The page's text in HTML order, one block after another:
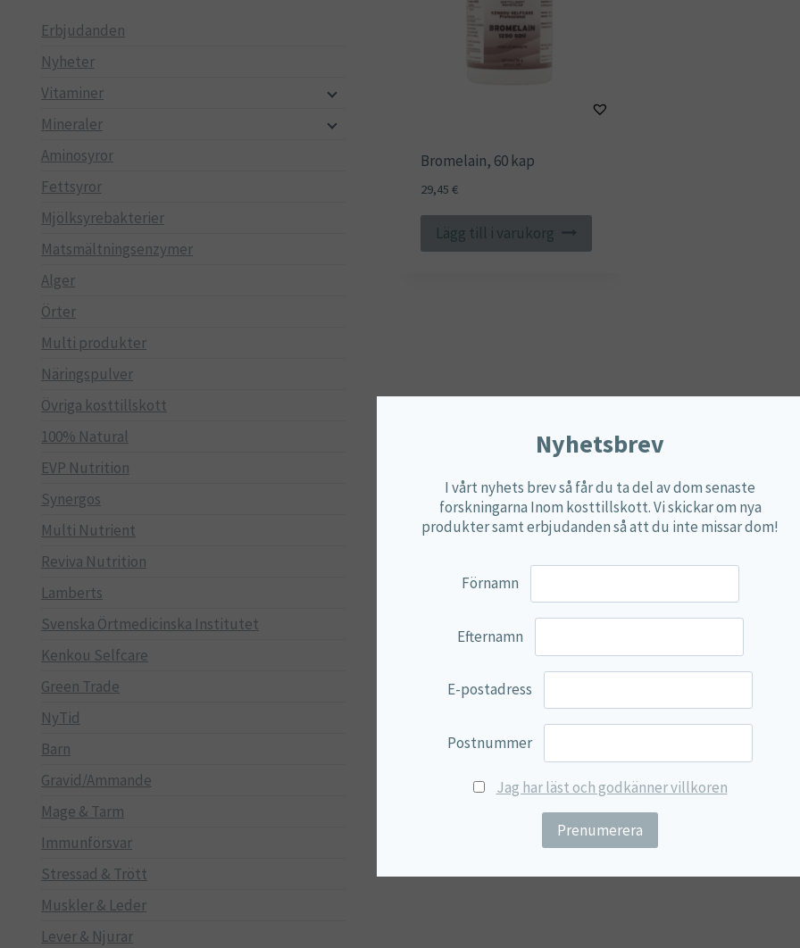
Bromelain, 60 kap
29,45 €
Lägg till i varukorg
Erbjudanden
Nyheter
Vitaminer
Mineraler
Aminosyror
Fettsyror
Mjölksyrebakterier
Matsmältningsenzymer
Alger
Örter
Multi produkter
Näringspulver
Övriga kosttillskott
100% Natural
EVP Nutrition
Synergos
Multi Nutrient
Reviva Nutrition
Lamberts
Svenska Örtmedicinska Institutet
Kenkou Selfcare
Green Trade
NyTid
Barn
Gravid/Ammande
Mage & Tarm
Immunförsvar
Stressad & Trött
Muskler & Leder
Lever & Njurar
Nyhetsbrev
I vårt nyhets brev så får du ta del av dom senaste
forskningarna Inom kosttillskott. Vi skickar om nya
produkter samt erbjudanden så att du inte missar dom!
Förnamn
Efternamn
E-postadress
Postnummer
Jag har läst och godkänner villkoren